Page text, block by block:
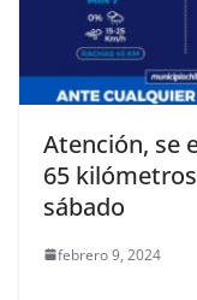
Atención, se
65
sábado
febrero 9, 2024